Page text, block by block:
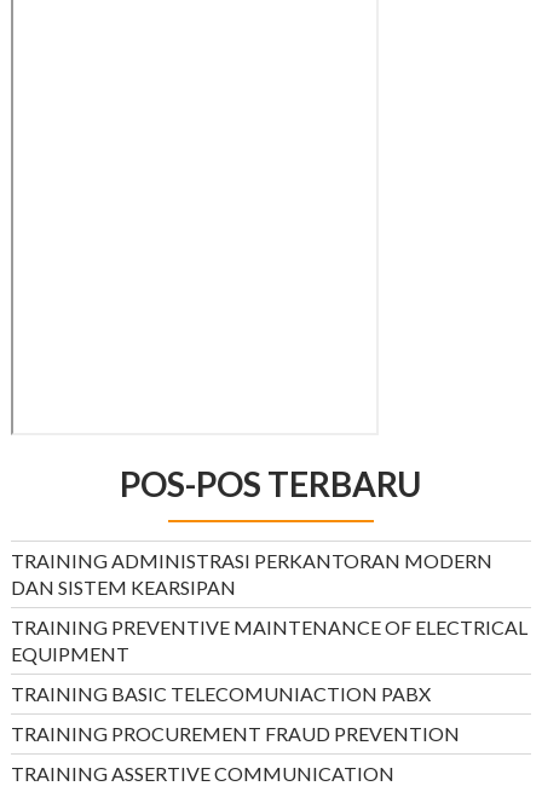
POS-POS TERBARU
TRAINING ADMINISTRASI PERKANTORAN MODERN
DAN SISTEM KEARSIPAN
TRAINING PREVENTIVE MAINTENANCE OF ELECTRICAL
EQUIPMENT
TRAINING BASIC TELECOMUNIACTION PABX
TRAINING PROCUREMENT FRAUD PREVENTION
TRAINING ASSERTIVE COMMUNICATION